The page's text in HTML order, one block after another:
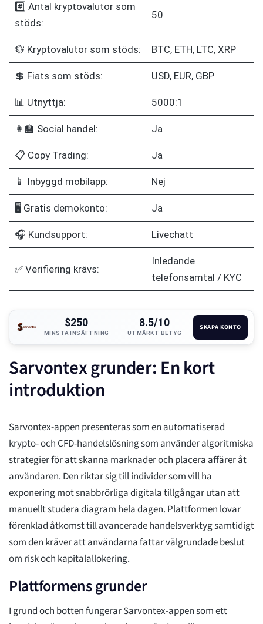
#️⃣ Antal kryptovalutor som
stöds:
50
💱 Kryptovalutor som stöds: BTC, ETH, LTC, XRP
💲 Fiats som stöds: USD, EUR, GBP
📊 Utnyttja: 5000:1
👩‍🏫 Social handel: Ja
📋 Copy Trading: Ja
📱 Inbyggd mobilapp: Nej
🖥️ Gratis demokonto: Ja
🎧 Kundsupport: Livechatt
✅ Verifiering krävs:
Inledande
telefonsamtal / KYC
$250
MINSTA INSÄTTNING
8.5/10
UTMÄRKT BETYG
SKAPA KONTO
Sarvontex grunder: En kort
introduktion
Sarvontex-appen presenteras som en automatiserad
krypto- och CFD-handelslösning som använder algoritmiska
strategier för att skanna marknader och placera affärer åt
användaren. Den riktar sig till individer som vill ha
exponering mot snabbrörliga digitala tillgångar utan att
manuellt studera diagram hela dagen. Plattformen lovar
förenklad åtkomst till avancerade handelsverktyg samtidigt
som den kräver att användarna fattar välgrundade beslut
om risk och kapitalallokering.
Plattformens grunder
I grund och botten fungerar Sarvontex-appen som ett